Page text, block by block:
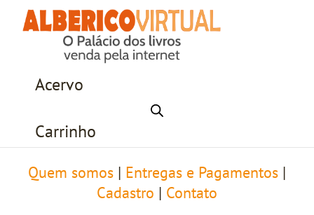
Acervo
Carrinho
Quem somos Entregas e Pagamentos
Cadastro
Contato